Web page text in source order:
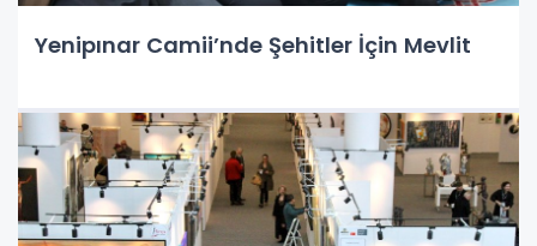
Yenipınar Camii’nde Şehitler İçin Mevlit